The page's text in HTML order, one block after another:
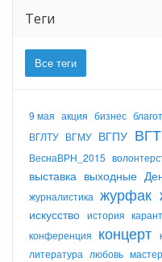
Теги
Все теги
9 мая акция бизнес
ВГЛТУ ВГМУ ВГПУ
ВеснаВРН_2015
выставка выходные
журналистика журфак
искусство история
конференция концерт
литература любовь